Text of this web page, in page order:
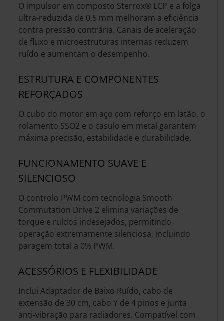
O impulsor em composto Sterrox® LCP e a folga
ultra-reduzida de 0,5 mm melhoram a eficiência
contra pressão contrária. Canais de aceleração
de fluxo e microestruturas internas reduzem
ruído e aumentam o desempenho.
ESTRUTURA E COMPONENTES
REFORÇADOS
O cubo do motor em aço com reforço em latão, o
rolamento SSO2 e o casulo em metal garantem
máxima precisão, estabilidade e durabilidade.
FUNCIONAMENTO SUAVE E
SILENCIOSO
O controlo PWM com tecnologia Smooth
Commutation Drive 2 elimina variações de
torque e ruídos indesejados, permitindo
operação extremamente silenciosa, incluindo
paragem total a 0% PWM.
ACESSÓRIOS E FLEXIBILIDADE
Inclui Adaptador de Baixo Ruído, cabo de
extensão de 30 cm, cabo Y de 4 pinos e junta
anti-vibração para radiadores. Compatível com